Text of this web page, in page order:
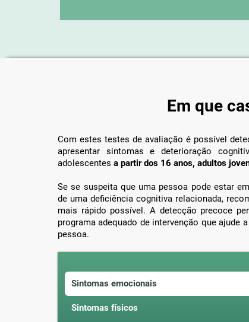
Em que
Com estes testes de avaliação é possível
apresentar sintomas e deterioração
adolescentes a partir dos 16 anos, adultos
Se se suspeita que uma pessoa pode estar
de uma deficiência cognitiva relacionada,
mais rápido possível. A detecção precoce
programa adequado de intervenção que ajude
pessoa.
Sintomas emocionais
Sintomas físicos